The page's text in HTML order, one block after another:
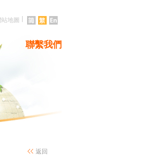
站地圖
聯繫我們
返回